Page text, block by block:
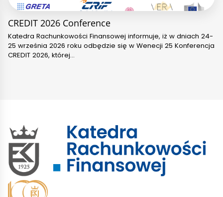
CREDIT 2026 Conference
Katedra Rachunkowości Finansowej informuje, iż w dniach 24-
25 września 2026 roku odbędzie się w Wenecji 25 Konferencja
CREDIT 2026, której…